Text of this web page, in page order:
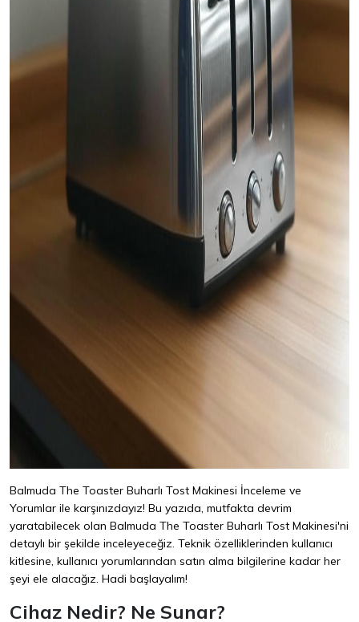
Balmuda The Toaster Buharlı Tost Makinesi İnceleme ve
Yorumlar ile karşınızdayız! Bu yazıda, mutfakta devrim
yaratabilecek olan Balmuda The Toaster Buharlı Tost Makinesi'ni
detaylı bir şekilde inceleyeceğiz. Teknik özelliklerinden kullanıcı
kitlesine, kullanıcı yorumlarından satın alma bilgilerine kadar her
şeyi ele alacağız. Hadi başlayalım!
Cihaz Nedir? Ne Sunar?